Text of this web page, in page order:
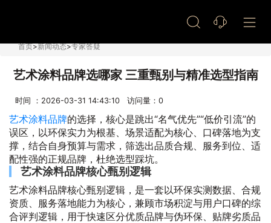
首页>新闻动态>专家答疑
艺术涂料品牌选哪家 三重甄别与精准选型指南
时间 ：2026-03-31 14:43:10 访问量： 0
艺术涂料品牌的选择，核心是跳出“名气优先”“低价引流”的
误区，以环保实力为根基、场景适配为核心、口碑落地为支
撑，结合自身预算与需求，筛选出品质合规、服务到位、适
配性强的正规品牌，杜绝选型踩坑。
艺术涂料品牌核心甄别逻辑
艺术涂料品牌核心甄别逻辑，是一套以环保实测数据、合规
资质、服务落地能力为核心，兼顾市场积淀与用户口碑的综
合评判逻辑，用于快速区分优质品牌与伪环保、贴牌劣质品